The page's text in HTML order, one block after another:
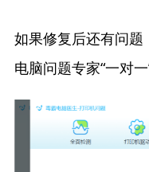
如果修复后还有问题
电脑问题专家“一对